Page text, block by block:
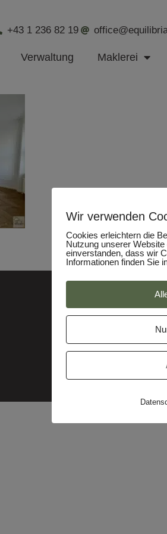
+43 1 236 82 19
Verwaltung Maklerei
Partner
Wir verwenden
Cookies erleichtern die
Nutzung unserer
einverstanden, dass wir
Informationen finden Sie